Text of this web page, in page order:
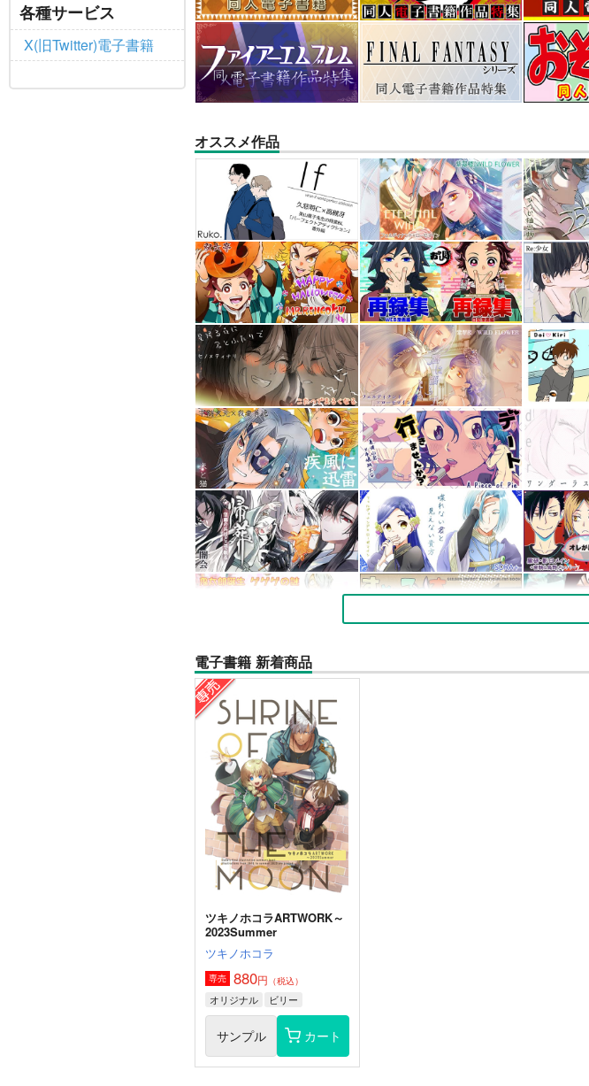
各種サービス
X(旧Twitter)電子書籍
オススメ作品
電子書籍 新着商品
ツキノホコラARTWORK～
2023Summer
ツキノホコラ
専売 880円 （税込）
オリジナル ビリー
サンプル カート